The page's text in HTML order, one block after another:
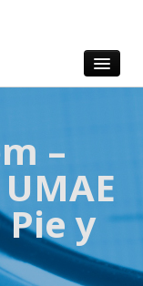
–
y